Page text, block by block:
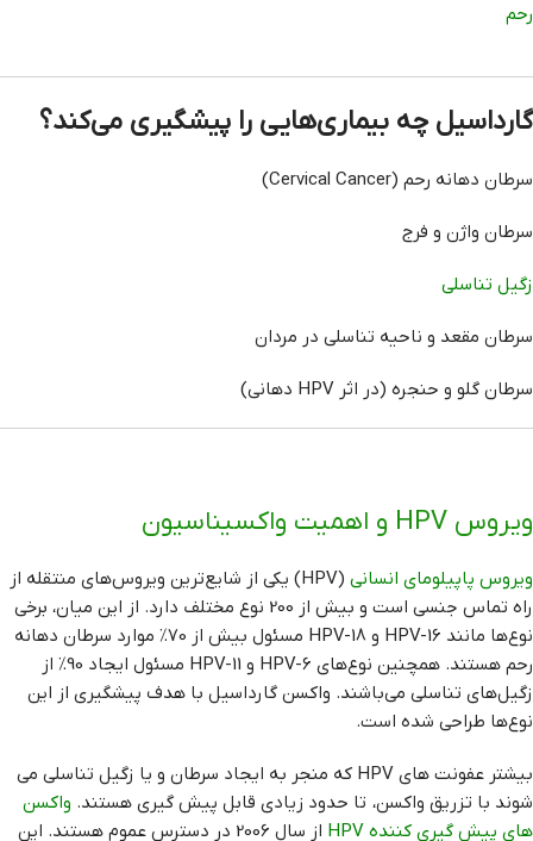
رحم
گارداسیل چه بیماری‌هایی را پیشگیری می‌کند؟
سرطان دهانه رحم (Cervical Cancer)
سرطان واژن و فرج
زگیل تناسلی
سرطان مقعد و ناحیه تناسلی در مردان
سرطان گلو و حنجره (در اثر HPV دهانی)
ویروس HPV و اهمیت واکسیناسیون
ویروس پاپیلومای انسانی
(HPV) یکی از شایع‌ترین ویروس‌های منتقله از
راه تماس جنسی است و بیش از 200 نوع مختلف دارد. از این میان، برخی
نوع‌ها مانند HPV-16 و HPV-18 مسئول بیش از 70٪ موارد سرطان دهانه
رحم هستند. همچنین نوع‌های HPV-6 و HPV-11 مسئول ایجاد 90٪ از
زگیل‌های تناسلی می‌باشند. واکسن گارداسیل با هدف پیشگیری از این
نوع‌ها طراحی شده است.
بیشتر عفونت های HPV که منجر به ایجاد سرطان و یا زگیل تناسلی می
شوند با تزریق واکسن، تا حدود زیادی قابل پیش گیری هستند. واکسن
های پیش گیری کننده HPV
از سال 2006 در دسترس عموم هستند. این